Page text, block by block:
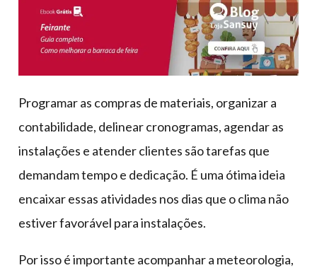
Programar as compras de materiais, organizar a
contabilidade, delinear cronogramas, agendar as
instalações e atender clientes são tarefas que
demandam tempo e dedicação. É uma ótima ideia
encaixar essas atividades nos dias que o clima não
estiver favorável para instalações.
Por isso é importante acompanhar a meteorologia,